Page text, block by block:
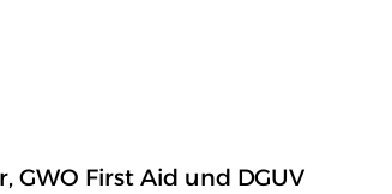
GWO First Aid und DGUV